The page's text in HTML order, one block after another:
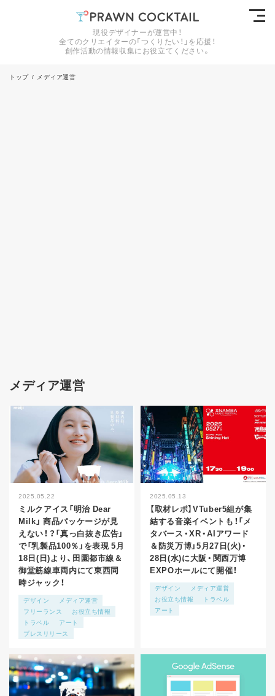
現役デザイナーが運営中！
全てのクリエイターの「つくりたい！」を応援！
創作活動の情報収集にお役立てください。
トップ / メディア運営
メディア運営
2025.05.22
ミルクアイス「明治 Dear
Milk」 商品パッケージが見
えない！？「真っ白抜き広告」
で「乳製品100％」を表現 5月
18日(日)より、田園都市線＆
御堂筋線車両内にて東西同
時ジャック！
デザイン
メディア運営
フリーランス
お役立ち情報
トラベル
アート
プレスリリース
2025.05.13
【取材レポ】VTuber5組が集
結する音楽イベントも！「メ
タバース・XR・AIアワード
＆防災万博」5月27日(火)・
28日(水)に大阪・関西万博
EXPOホールにて開催！
デザイン
メディア運営
お役立ち情報
トラベル
アート